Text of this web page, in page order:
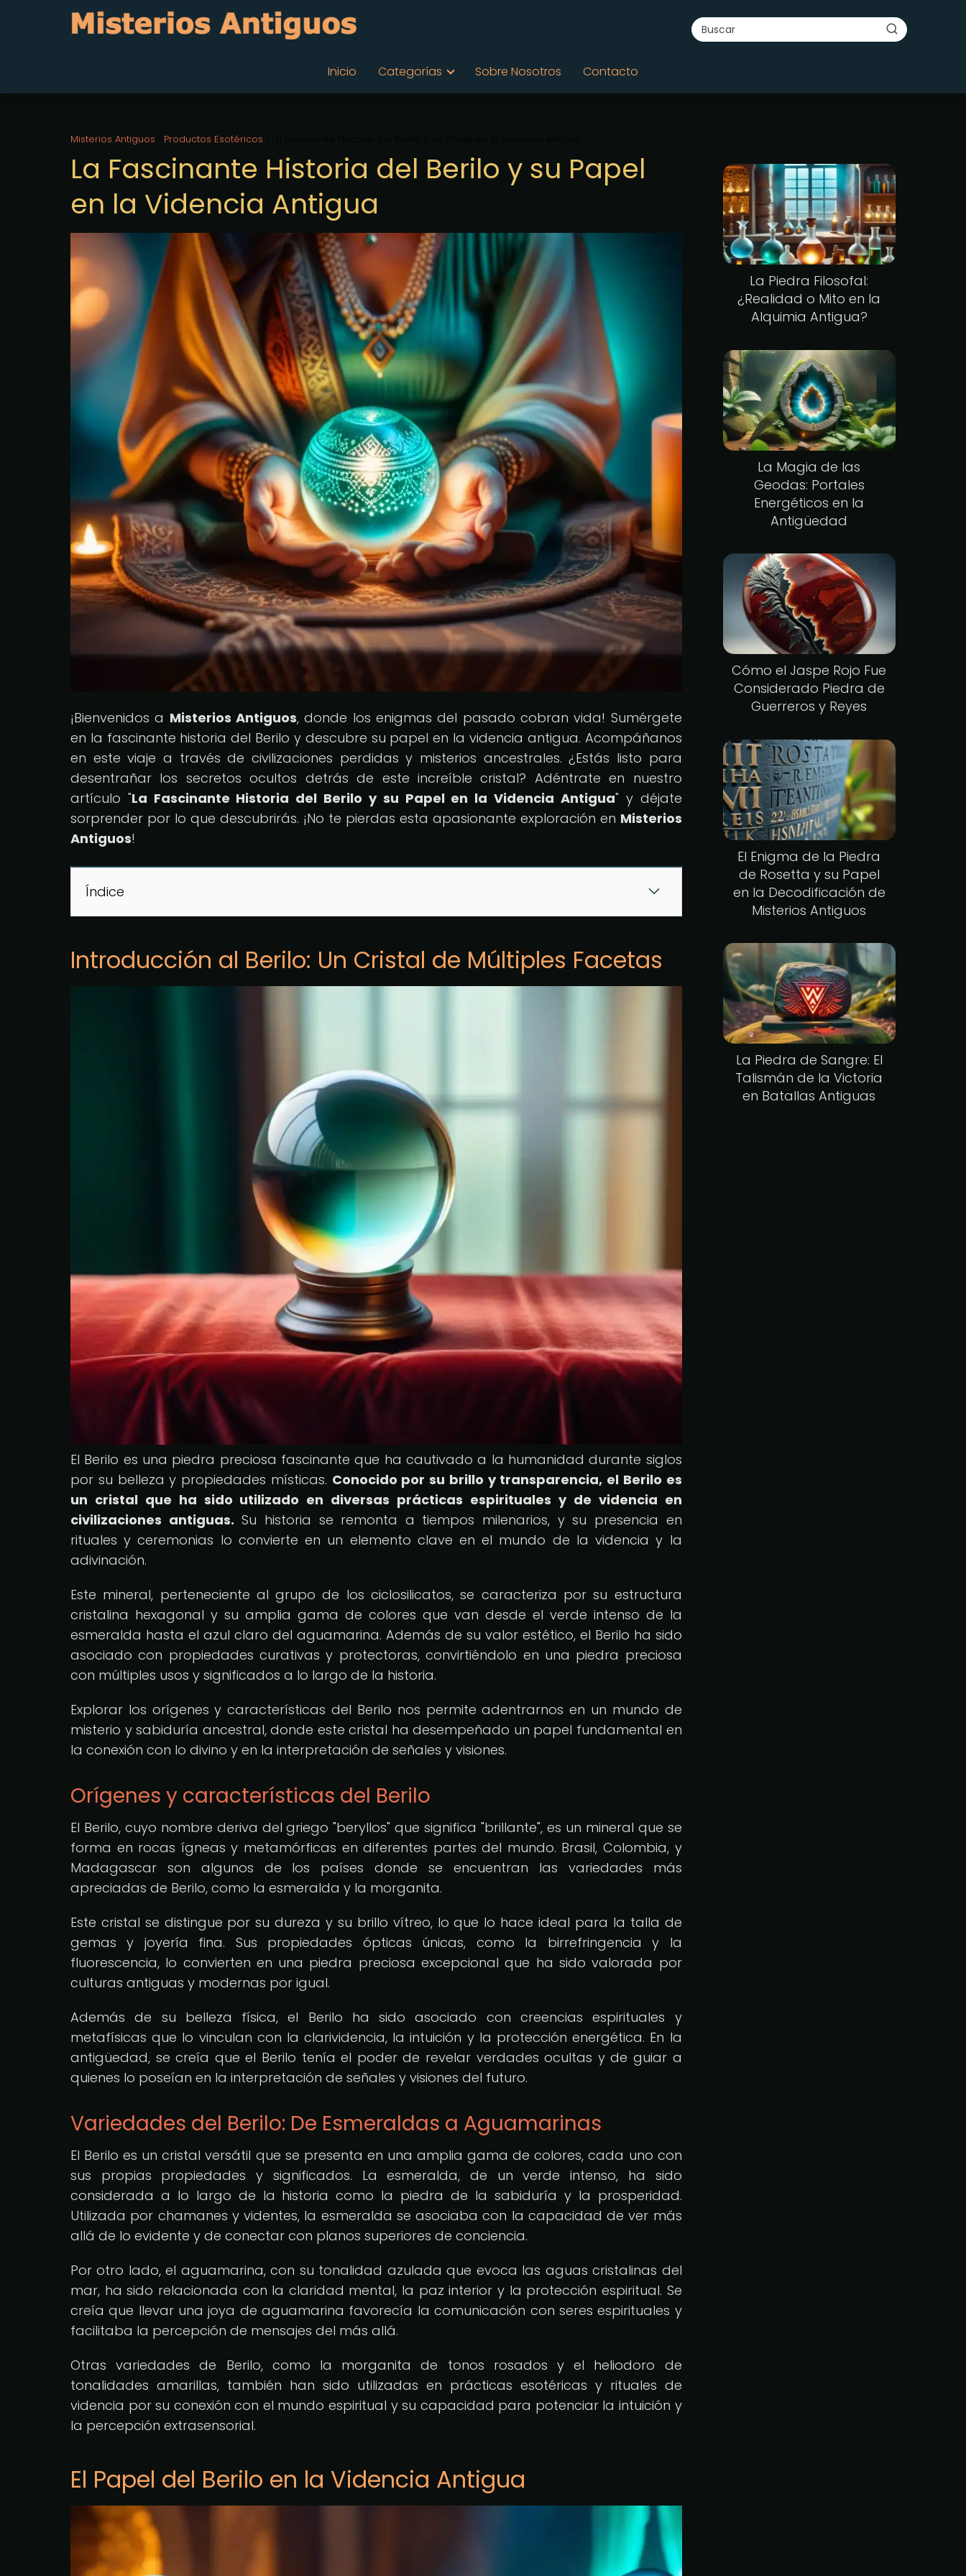
Inicio Categorías Sobre Nosotros Contacto
Misterios Antiguos Productos Esotéricos
La Fascinante Historia del Berilo y su Papel
en la Videncia Antigua
¡Bienvenidos a Misterios Antiguos, donde los enigmas del pasado cobran vida! Sumérgete
en la fascinante historia del Berilo y descubre su papel en la videncia antigua. Acompáñanos
en este viaje a través de civilizaciones perdidas y misterios ancestrales. ¿Estás listo para
desentrañar los secretos ocultos detrás de este increíble cristal? Adéntrate en nuestro
artículo "La Fascinante Historia del Berilo y su Papel en la Videncia Antigua" y déjate
sorprender por lo que descubrirás. ¡No te pierdas esta apasionante exploración en Misterios
Antiguos!
Índice
Introducción al Berilo: Un Cristal de Múltiples Facetas
El Berilo es una piedra preciosa fascinante que ha cautivado a la humanidad durante siglos
por su belleza y propiedades místicas. Conocido por su brillo y transparencia, el Berilo es
un cristal que ha sido utilizado en diversas prácticas espirituales y de videncia en
civilizaciones antiguas. Su historia se remonta a tiempos milenarios, y su presencia en
rituales y ceremonias lo convierte en un elemento clave en el mundo de la videncia y la
adivinación.
Este mineral, perteneciente al grupo de los ciclosilicatos, se caracteriza por su estructura
cristalina hexagonal y su amplia gama de colores que van desde el verde intenso de la
esmeralda hasta el azul claro del aguamarina. Además de su valor estético, el Berilo ha sido
asociado con propiedades curativas y protectoras, convirtiéndolo en una piedra preciosa
con múltiples usos y significados a lo largo de la historia.
Explorar los orígenes y características del Berilo nos permite adentrarnos en un mundo de
misterio y sabiduría ancestral, donde este cristal ha desempeñado un papel fundamental en
la conexión con lo divino y en la interpretación de señales y visiones.
Orígenes y características del Berilo
El Berilo, cuyo nombre deriva del griego "beryllos" que significa "brillante", es un mineral que se
forma en rocas ígneas y metamórficas en diferentes partes del mundo. Brasil, Colombia, y
Madagascar son algunos de los países donde se encuentran las variedades más
apreciadas de Berilo, como la esmeralda y la morganita.
Este cristal se distingue por su dureza y su brillo vítreo, lo que lo hace ideal para la talla de
gemas y joyería fina. Sus propiedades ópticas únicas, como la birrefringencia y la
fluorescencia, lo convierten en una piedra preciosa excepcional que ha sido valorada por
culturas antiguas y modernas por igual.
Además de su belleza física, el Berilo ha sido asociado con creencias espirituales y
metafísicas que lo vinculan con la clarividencia, la intuición y la protección energética. En la
antigüedad, se creía que el Berilo tenía el poder de revelar verdades ocultas y de guiar a
quienes lo poseían en la interpretación de señales y visiones del futuro.
Variedades del Berilo: De Esmeraldas a Aguamarinas
El Berilo es un cristal versátil que se presenta en una amplia gama de colores, cada uno con
sus propias propiedades y significados. La esmeralda, de un verde intenso, ha sido
considerada a lo largo de la historia como la piedra de la sabiduría y la prosperidad.
Utilizada por chamanes y videntes, la esmeralda se asociaba con la capacidad de ver más
allá de lo evidente y de conectar con planos superiores de conciencia.
Por otro lado, el aguamarina, con su tonalidad azulada que evoca las aguas cristalinas del
mar, ha sido relacionada con la claridad mental, la paz interior y la protección espiritual. Se
creía que llevar una joya de aguamarina favorecía la comunicación con seres espirituales y
facilitaba la percepción de mensajes del más allá.
Otras variedades de Berilo, como la morganita de tonos rosados y el heliodoro de
tonalidades amarillas, también han sido utilizadas en prácticas esotéricas y rituales de
videncia por su conexión con el mundo espiritual y su capacidad para potenciar la intuición y
la percepción extrasensorial.
El Papel del Berilo en la Videncia Antigua
La Piedra Filosofal:
¿Realidad o Mito en la
Alquimia Antigua?
La Magia de las
Geodas: Portales
Energéticos en la
Antigüedad
Cómo el Jaspe Rojo Fue
Considerado Piedra de
Guerreros y Reyes
El Enigma de la Piedra
de Rosetta y su Papel
en la Decodificación de
Misterios Antiguos
La Piedra de Sangre: El
Talismán de la Victoria
en Batallas Antiguas